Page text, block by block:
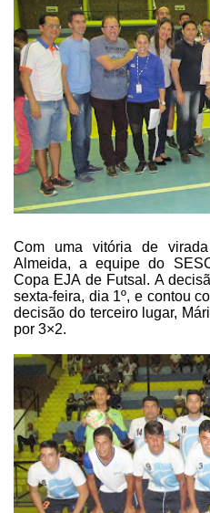
Com uma vitória de
Almeida, a equipe do
Copa EJA de Futsal. A
sexta-feira, dia 1º, e contou
decisão do terceirolugar,
por 3×2.